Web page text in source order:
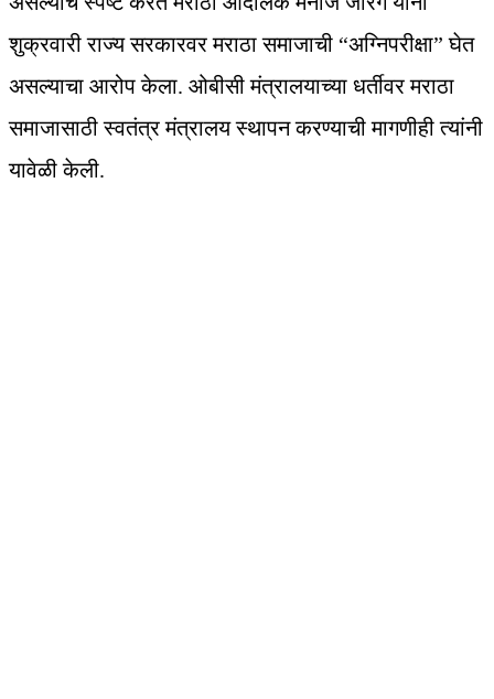
शुक्रवारी राज्य सरकारवर मराठा समाजाची “अग्निपरीक्षा” घेत
असल्याचा आरोप केला. ओबीसी मंत्रालयाच्या धर्तीवर मराठा
समाजासाठी स्वतंत्र मंत्रालय स्थापन करण्याची मागणीही त्यांनी
यावेळी केली.